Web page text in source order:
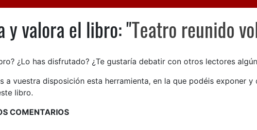
y valora el libro: Teatro reunido
y valora el libro: "Teatro reunido
¿Lo has disfrutado? ¿Te gustaría debatir con otros lectores
a vuestra disposición esta herramienta, en la que podéis exponer
libro.
COMENTARIOS